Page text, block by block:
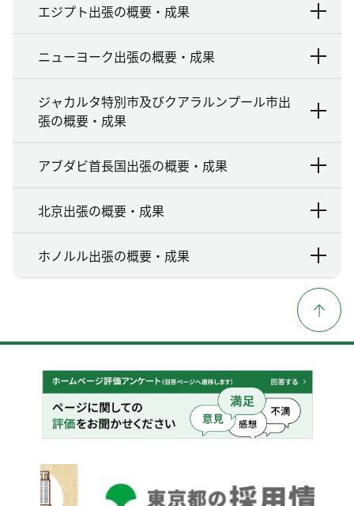
エジプト出張の概要・成果
ニューヨーク出張の概要・成果
ジャカルタ特別市及びクアラルンプール市出
張の概要・成果
アブダビ首長国出張の概要・成果
北京出張の概要・成果
ホノルル出張の概要・成果